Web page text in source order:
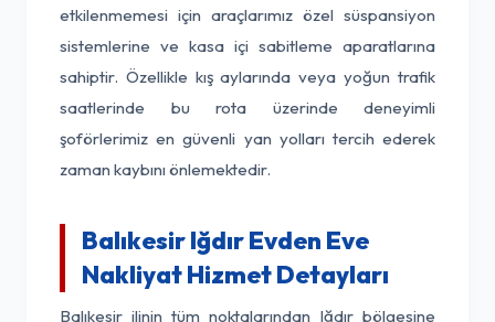
etkilenmemesi için araçlarımız özel süspansiyon
sistemlerine ve kasa içi sabitleme aparatlarına
sahiptir. Özellikle kış aylarında veya yoğun trafik
saatlerinde bu rota üzerinde deneyimli
şoförlerimiz en güvenli yan yolları tercih ederek
zaman kaybını önlemektedir.
Balıkesir Iğdır Evden Eve
Nakliyat Hizmet Detayları
Balıkesir ilinin tüm noktalarından Iğdır bölgesine